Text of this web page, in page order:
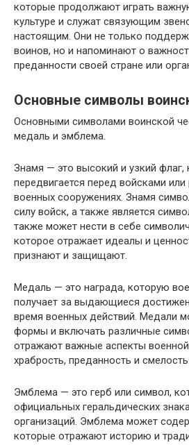
которые продолжают играть
культуре и служат связующим
настоящим. Они не только
воинов, но и напоминают о
преданности своей стране или
Основные символы
Основными символами воинской
медаль и эмблема.
Знамя — это высокий и узкий флаг,
передвигается перед войсками или
военных сооружениях. Знамя
силу войск, а также является
также может нести в себе
которое отражает идеалы и
признают и защищают.
Медаль — это награда, которую
получает за выдающиеся
время военных действий. Медали
формы и включать различные
отражают важные аспекты
храбрость, преданность и смелость.
Эмблема — это герб или символ,
официальных геральдических
организаций. Эмблема может
которые отражают историю и